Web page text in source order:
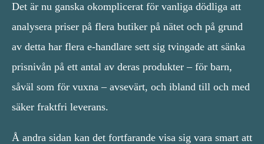
Det är nu ganska okomplicerat för vanliga dödliga att
analysera priser på flera butiker på nätet och på grund
av detta har flera e-handlare sett sig tvingade att sänka
prisnivån på ett antal av deras produkter – för barn,
såväl som för vuxna – avsevärt, och ibland till och med
säker fraktfri leverans.
Å andra sidan kan det fortfarande visa sig vara smart att